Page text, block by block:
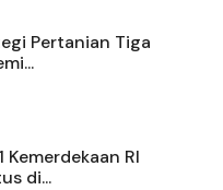
Pertanian Tiga
Kemerdekaan RI
di...